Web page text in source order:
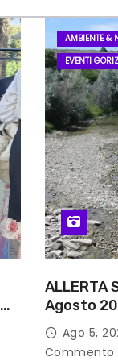
AMBIENTE &
EVENTI
ALLERTA
Agosto
alleAgo 5,
Commento